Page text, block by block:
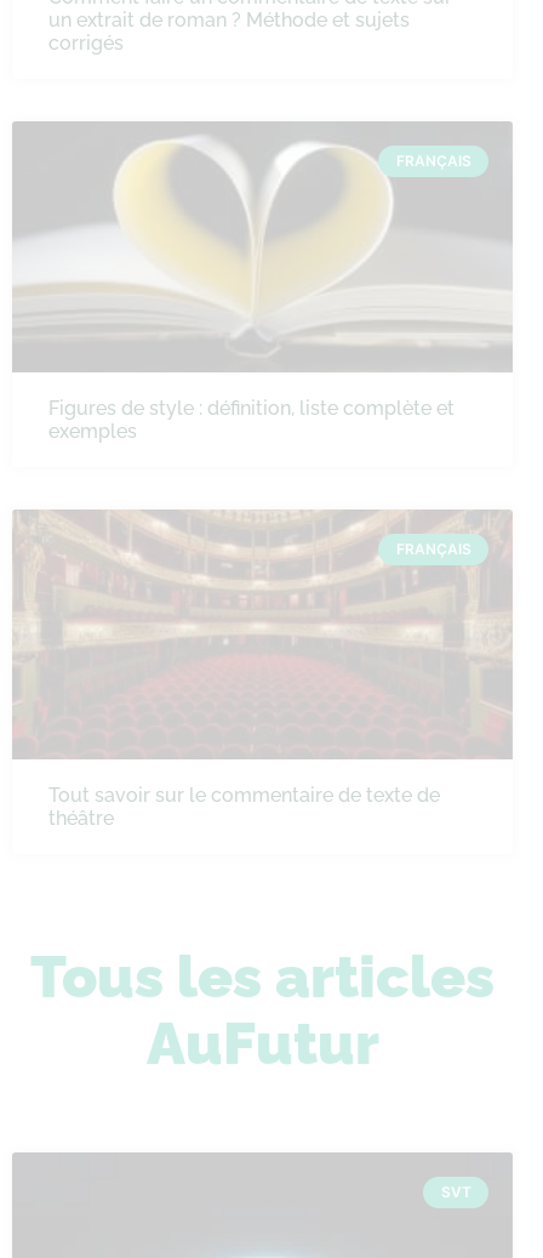
un extrait de roman ? Méthode et sujets
corrigés
FRANÇAIS
Figures de style : définition, liste complète et
exemples
FRANÇAIS
Tout savoir sur le commentaire de texte de
théâtre
Tous les articles
AuFutur
SVT